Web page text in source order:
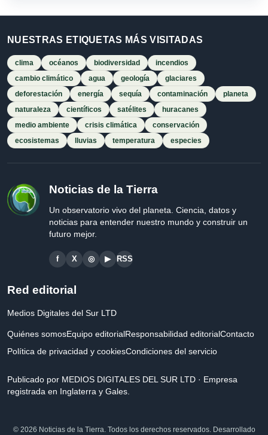
NUESTRAS ETIQUETAS MÁS VISITADAS
clima océanos biodiversidad
incendios
cambio climático
agua geología
glaciares
deforestación
energía sequía contaminación
planeta
naturaleza
científicos satélites
huracanes
medio ambiente
crisis climática
conservación
ecosistemas
lluvias temperatura especies
Noticias de la Tierra
Un observatorio vivo del planeta. Ciencia, datos y
noticias para entender nuestro mundo y construir un
futuro mejor.
f X ◎ ▶ RSS
Red editorial
Medios Digitales del Sur LTD
Quiénes somosEquipo editorialResponsabilidad editorialContacto
Política de privacidad y cookiesCondiciones del servicio
Publicado por MEDIOS DIGITALES DEL SUR LTD · Empresa
registrada en Inglaterra y Gales.
© 2026 Noticias de la Tierra. Todos los derechos reservados. Desarrollado